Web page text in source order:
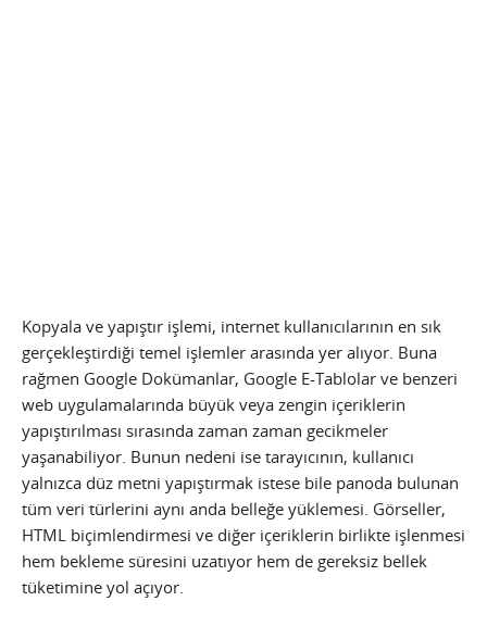
Kopyala ve yapıştır işlemi, internet kullanıcılarının en sık
gerçekleştirdiği temel işlemler arasında yer alıyor. Buna
rağmen Google Dokümanlar, Google E-Tablolar ve benzeri
web uygulamalarında büyük veya zengin içeriklerin
yapıştırılması sırasında zaman zaman gecikmeler
yaşanabiliyor. Bunun nedeni ise tarayıcının, kullanıcı
yalnızca düz metni yapıştırmak istese bile panoda bulunan
tüm veri türlerini aynı anda belleğe yüklemesi. Görseller,
HTML biçimlendirmesi ve diğer içeriklerin birlikte işlenmesi
hem bekleme süresini uzatıyor hem de gereksiz bellek
tüketimine yol açıyor.